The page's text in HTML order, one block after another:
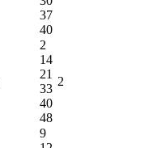
37
40
2
14
21
33
40
48
2
9